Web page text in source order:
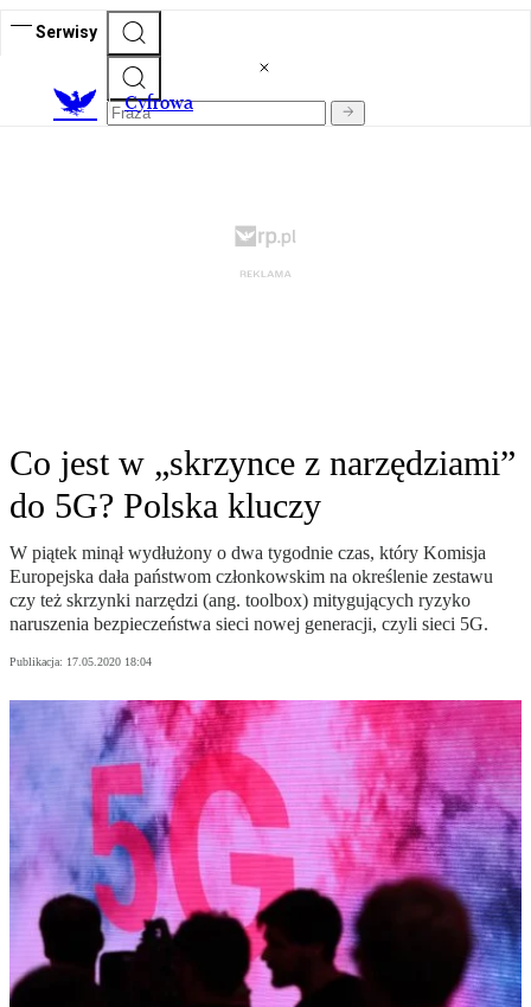
Serwisy
Cyfrowa
Co jest w „skrzynce z narzędziami”
do 5G? Polska kluczy
W piątek minął wydłużony o dwa tygodnie czas, który Komisja
Europejska dała państwom członkowskim na określenie zestawu
czy też skrzynki narzędzi (ang. toolbox) mitygujących ryzyko
naruszenia bezpieczeństwa sieci nowej generacji, czyli sieci 5G.
Publikacja: 17.05.2020 18:04